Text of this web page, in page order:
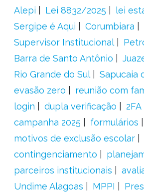
Alepi
Lei 8832/2025 lei
Sergipe é Aqui
Corumbiara
Supervisor Institucional
Barra de Santo Antônio
Rio Grande do Sul
Sapucaia
evasão zero
reunião com
login
dupla verificação
2FA
campanha 2025
formulários
motivos de exclusão escolar
contingenciamento
parceiros institucionais
Undime Alagoas
MPPI